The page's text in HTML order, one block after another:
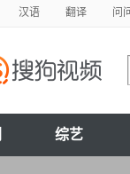
汉语 翻译 问问
综艺